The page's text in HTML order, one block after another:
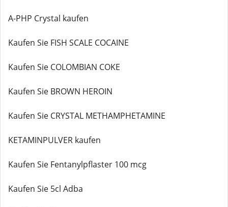
A-PHP Crystal kaufen
Kaufen Sie FISH SCALE COCAINE
Kaufen Sie COLOMBIAN COKE
Kaufen Sie BROWN HEROIN
Kaufen Sie CRYSTAL METHAMPHETAMINE
KETAMINPULVER kaufen
Kaufen Sie Fentanylpflaster 100 mcg
Kaufen Sie 5cl Adba